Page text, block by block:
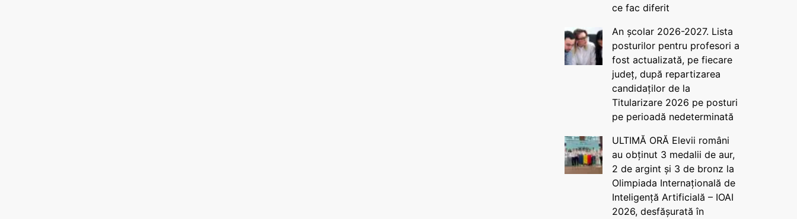
ce fac diferit
An școlar 2026-2027. Lista
posturilor pentru profesori a
fost actualizată, pe fiecare
județ, după repartizarea
candidaților de la
Titularizare 2026 pe posturi
pe perioadă nedeterminată
ULTIMĂ ORĂ Elevii români
au obținut 3 medalii de aur,
2 de argint și 3 de bronz la
Olimpiada Internațională de
Inteligență Artificială – IOAI
2026, desfășurată în